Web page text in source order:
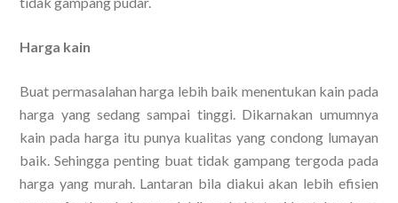
Harga kain
Buat permasalahan harga lebih baik menentukan kain pada
harga yang sedang sampai tinggi. Dikarnakan umumnya
kain pada harga itu punya kualitas yang condong lumayan
baik. Sehingga penting buat tidak gampang tergoda pada
harga yang murah. Lantaran bila diakui akan lebih efisien